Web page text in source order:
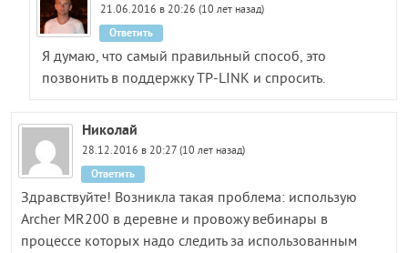
21.06.2016 в 20:26 (10 лет назад)
Я думаю, что самый правильный способ, это
позвонить в поддержку TP-LINK и спросить.
Ответить
Николай
28.12.2016 в 20:27 (10 лет назад)
Здравствуйте! Возникла такая проблема: использую
Archer MR200 в деревне и провожу вебинары в
процессе которых надо следить за использованным
Ответить